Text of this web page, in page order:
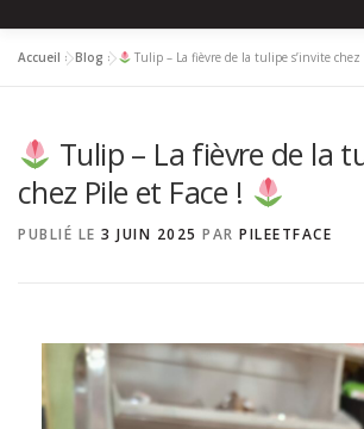
QUI SOMMES-NOUS? CONTACT
Accueil »Blog » Tulip – La fièvre de la tulipe s’invite chez
Tulip – La fièvre de la
chez Pile et Face !
PUBLIÉ LE 3 JUIN 2025 PAR PILEETFACE